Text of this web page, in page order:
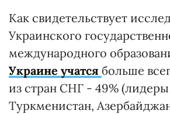
Как свидетельствует
Украинского
международного
Украине учатся больше
из стран СНГ - 49%
Туркменистан,